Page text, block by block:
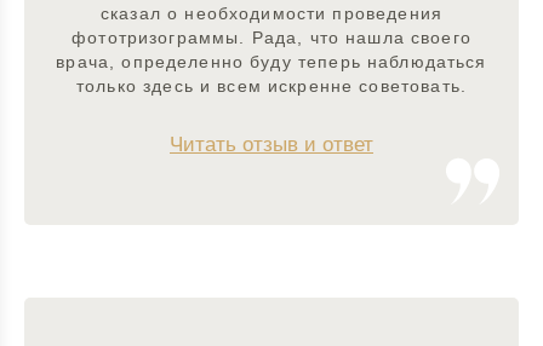
сказал о необходимости проведения
фототризограммы. Рада, что нашла своего
врача, определенно буду теперь наблюдаться
только здесь и всем искренне советовать.
Читать отзыв и ответ